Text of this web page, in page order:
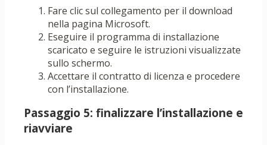
Fare clic sul collegamento per il download
nella pagina Microsoft.
Eseguire il programma di installazione
scaricato e seguire le istruzioni visualizzate
sullo schermo.
Accettare il contratto di licenza e procedere
con l’installazione.
Passaggio 5: finalizzare l’installazione e
riavviare